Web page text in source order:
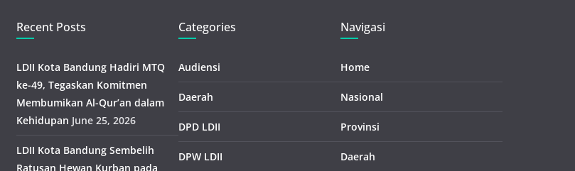
Recent Posts
LDII Kota Bandung Hadiri MTQ
ke-49, Tegaskan Komitmen
Membumikan Al-Qur’an dalam
Kehidupan June 25, 2026
LDII Kota Bandung Sembelih
Ratusan Hewan Kurban pada
Categories
Audiensi
Daerah
DPD LDII
DPW LDII
Navigasi
Home
Nasional
Provinsi
Daerah